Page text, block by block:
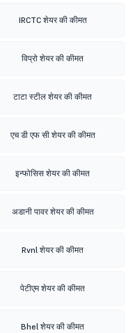
IRCTC शेयर की कीमत
विप्रो शेयर की कीमत
टाटा स्टील शेयर की कीमत
एच डी एफ सी शेयर की कीमत
इन्फोसिस शेयर की कीमत
अडानी पावर शेयर की कीमत
Rvnl शेयर की कीमत
पेटीएम शेयर की कीमत
Bhel शेयर की कीमत